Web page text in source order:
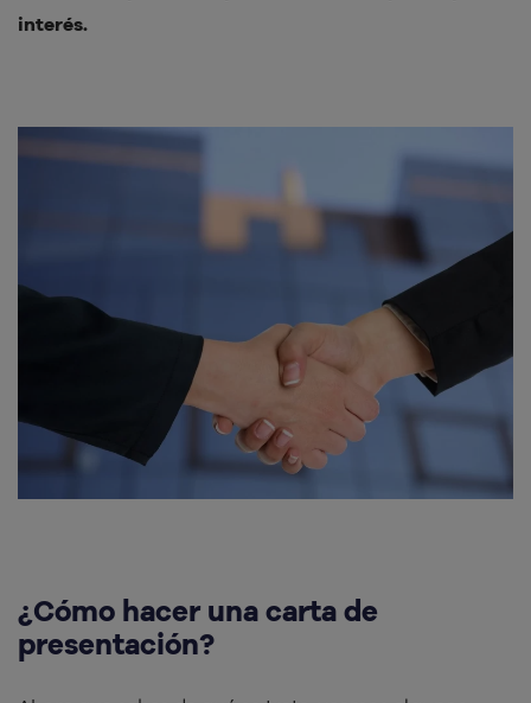
interés.
¿Cómo hacer una carta de
presentación?